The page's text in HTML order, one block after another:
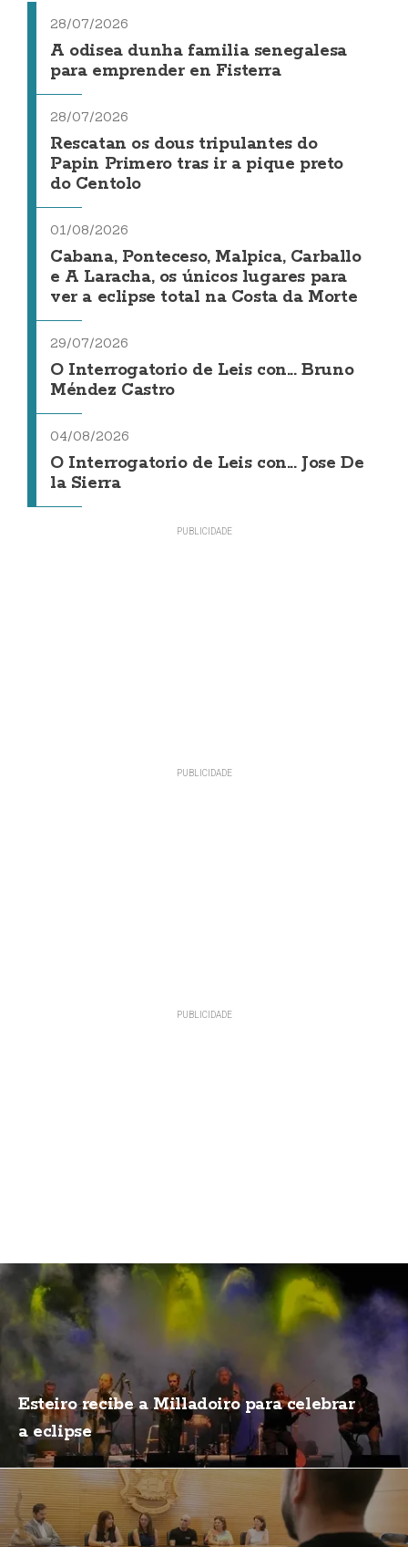
28/07/2026
A odisea dunha familia senegalesa
para emprender en Fisterra
28/07/2026
Rescatan os dous tripulantes do
Papin Primero tras ir a pique preto
do Centolo
01/08/2026
Cabana, Ponteceso, Malpica, Carballo
e A Laracha, os únicos lugares para
ver a eclipse total na Costa da Morte
29/07/2026
O Interrogatorio de Leis con... Bruno
Méndez Castro
04/08/2026
O Interrogatorio de Leis con... Jose De
la Sierra
Esteiro recibe a Milladoiro para celebrar
a eclipse